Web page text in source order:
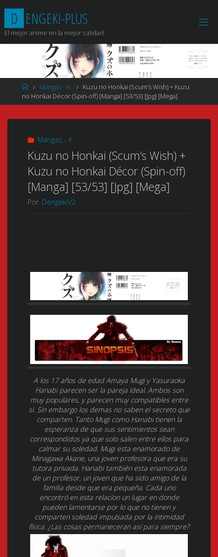
contenido
D ENGEKI-PLUS
El mejor anime en la mejor calidad
Página
de
Inicio
Mangas - K
Kuzu no Honkai (Scum’s Wish) + Kuzu
no Honkai Décor (Spin-off) [Manga] [53/53] [Jpg] [Mega]
Mangas - K
Kuzu no Honkai (Scum’s Wish) +
Kuzu no Honkai Décor (Spin-off)
[Manga] [53/53] [Jpg] [Mega]
Por DengekiV2
A los 17 años de edad Amaya Mugi y Yasuraoka
Hanabi parecen ser la pareja ideal. Ambos son
muy populares, y parecen muy compatibles entre
si. Sin embargo los demas no saben el secreto que
comparten. Tanto Mugi como Hanabi tienen la
esperanza de que sus sentimientos sean
correspondidos ya que solo salen entre ellos para
calmar su soledad. Mugi esta enamorado de
Minagawa Akane, una joven profesora que era su
tutora privada. Hanabi también esta enamorada
de un profesor, un joven que ha sido amigo de la
familia desde que era pequeña. Cada uno
encontró en esta relacion un lugar en donde
pueden lamentarse por lo que no tienen y
comparten soledad impulsada por la intimidad
física. ¿Las cosas permaneceran así para siempre?